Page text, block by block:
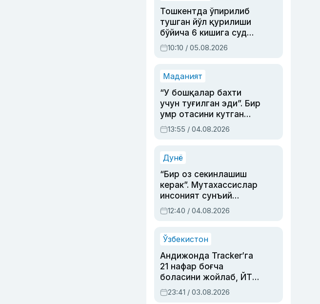
Тошкентда ўпирилиб
тушган йўл қурилиши
бўйича 6 кишига суд
ҳукми ўқилди
10:10 / 05.08.2026
Маданият
“У бошқалар бахти
учун туғилган эди”. Бир
умр отасини кутган
актриса ва дубльяж
устаси Римма
синовларга тўла ҳаёти
13:55 / 04.08.2026
Дунё
“Бир оз секинлашиш
керак”. Мутахассислар
инсоният сунъий
интеллектни бошқара
олмай қолишидан
12:40 / 04.08.2026
Ўзбекистон
Андижонда Tracker’га
21 нафар боғча
боласини жойлаб, ЙТҲ
содир этган аёлга суд
ҳукми ўқилди
23:41 / 03.08.2026